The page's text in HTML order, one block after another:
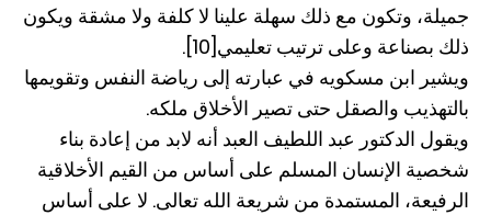
جميلة، وتكون مع ذلك سهلة علينا لا كلفة ولا مشقة ويكون
ذلك بصناعة وعلى ترتيب تعليمي[10].
ويشير ابن مسكويه في عبارته إلى رياضة النفس وتقويمها
بالتهذيب والصقل حتى تصير الأخلاق ملكه.
ويقول الدكتور عبد اللطيف العبد أنه لابد من إعادة بناء
شخصية الإنسان المسلم على أساس من القيم الأخلاقية
الرفيعة، المستمدة من شريعة الله تعالى. لا على أساس